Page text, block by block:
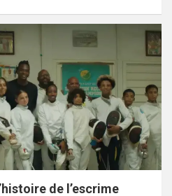
de l’escrime